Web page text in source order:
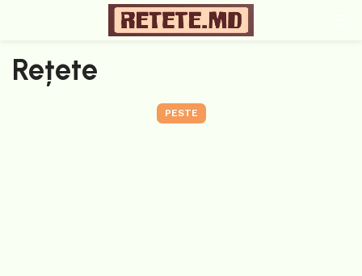
Rețete
PESTE